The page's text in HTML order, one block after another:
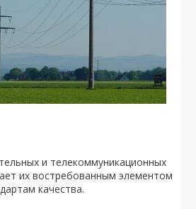
и телекоммуникационных
их востребованным элементом
качества.